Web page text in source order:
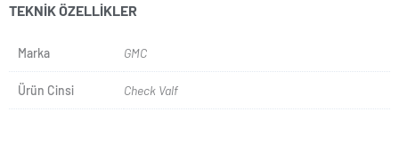
TEKNIK ÖZELLIKLER
Marka GMC
Ürün Cinsi Check Valf